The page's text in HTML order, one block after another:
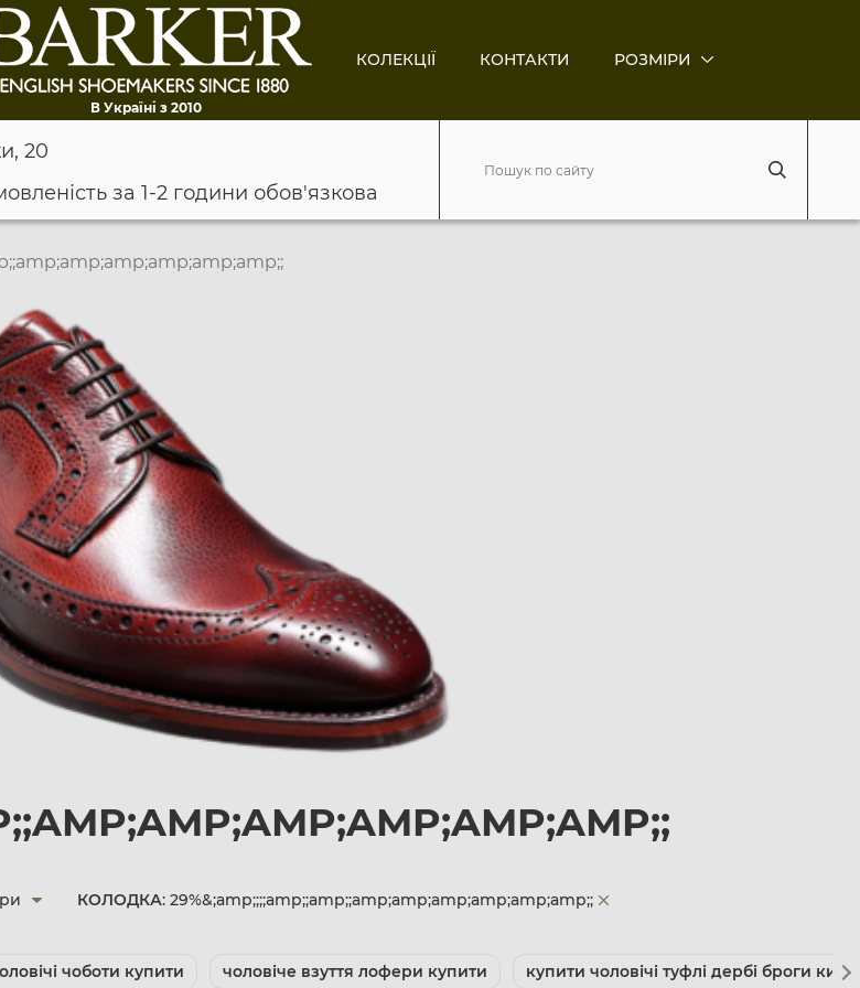
В Україні з 2010
КОЛЕКЦІЇ КОНТАКТИ РОЗМІРИ
20
за 1-2 години обов'язкова
КОЛОДКА: 29%&;amp;;;;amp;;amp;;amp;amp;amp;amp;amp;amp;;
чоботи купити чоловіче взуття лофери купити купити чоловічі туфлі дербі броги київ